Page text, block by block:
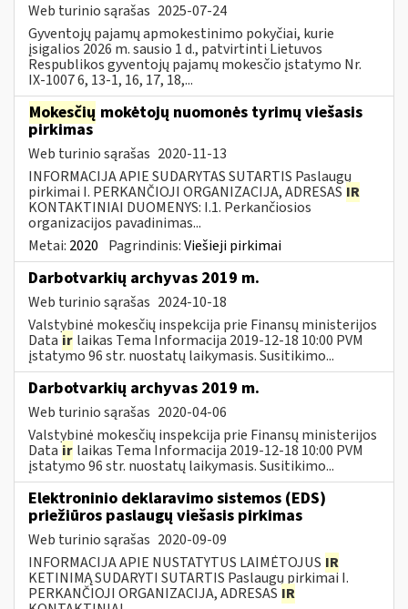
Web turinio sąrašas 2025-07-24
Gyventojų pajamų apmokestinimo pokyčiai, kurie
įsigalios 2026 m. sausio 1 d., patvirtinti Lietuvos
Respublikos gyventojų pajamų mokesčio įstatymo Nr.
IX-1007 6, 13-1, 16, 17, 18,...
Mokesčių mokėtojų nuomonės tyrimų viešasis
pirkimas
Web turinio sąrašas 2020-11-13
INFORMACIJA APIE SUDARYTAS SUTARTIS Paslaugų
pirkimai I. PERKANČIOJI ORGANIZACIJA, ADRESAS IR
KONTAKTINIAI DUOMENYS: I.1. Perkančiosios
organizacijos pavadinimas...
Metai: 2020 Pagrindinis:Viešieji pirkimai
Darbotvarkių archyvas 2019 m.
Web turinio sąrašas 2024-10-18
Valstybinė mokesčių inspekcija prie Finansų ministerijos
Data ir laikas Tema Informacija 2019-12-18 10:00 PVM
įstatymo 96 str. nuostatų laikymasis. Susitikimo...
Darbotvarkių archyvas 2019 m.
Web turinio sąrašas 2020-04-06
Valstybinė mokesčių inspekcija prie Finansų ministerijos
Data ir laikas Tema Informacija 2019-12-18 10:00 PVM
įstatymo 96 str. nuostatų laikymasis. Susitikimo...
Elektroninio deklaravimo sistemos (EDS)
priežiūros paslaugų viešasis pirkimas
Web turinio sąrašas 2020-09-09
INFORMACIJA APIE NUSTATYTUS LAIMĖTOJUS IR
KETINIMĄ SUDARYTI SUTARTIS Paslaugų pirkimai I.
PERKANČIOJI ORGANIZACIJA, ADRESAS IR